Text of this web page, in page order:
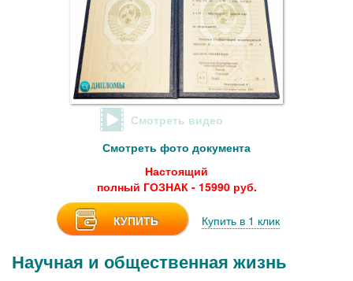
Смотреть видео
Смотреть фото документа
Настоящий
полный ГОЗНАК - 15990 руб.
КУПИТЬ Купить в 1 клик
Научная и общественная жизнь